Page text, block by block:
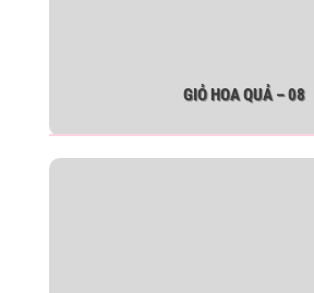
GIỎ HOA QUẢ – 08